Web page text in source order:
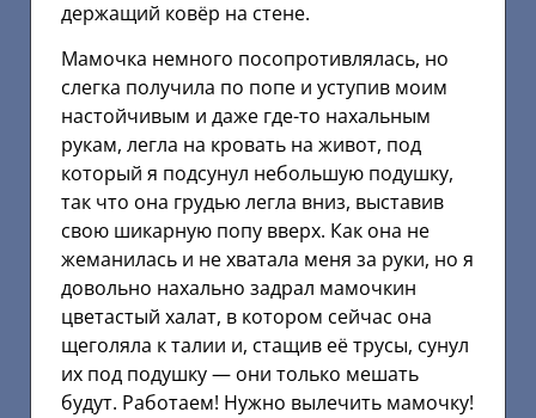
держащий ковёр на стене.
Мамочка немного посопротивлялась, но
слегка получила по попе и уступив моим
настойчивым и даже где-то нахальным
рукам, легла на кровать на живот, под
который я подсунул небольшую подушку,
так что она грудью легла вниз, выставив
свою шикарную попу вверх. Как она не
жеманилась и не хватала меня за руки, но я
довольно нахально задрал мамочкин
цветастый халат, в котором сейчас она
щеголяла к талии и, стащив её трусы, сунул
их под подушку — они только мешать
будут. Работаем! Нужно вылечить мамочку!